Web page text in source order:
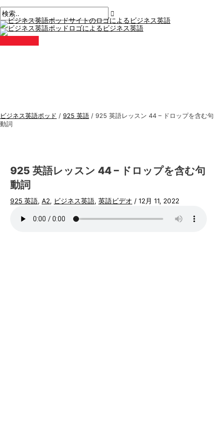
ン
テ
ン
ツ
イ
メ
ニ
ュ
ビジネス英語ポッド / 925 英語 / 925 英語レッスン 44 – ドロップを含む句
動詞
925 英語レッスン 44 – ドロップを含む句
動詞
925 英語,A2, ビジネス英語,英語ビデオ /12月 11, 2022
ス
ト
ナ
ビ
こ
に
入
力。.
前
*
メ
ー
ル
*
ビ
ジ
ネ
ス
ク
検
索
す
る